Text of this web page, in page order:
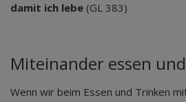
damit ich lebe (GL 383)
Miteinander essen
Wenn wir beim Essen und Trinken